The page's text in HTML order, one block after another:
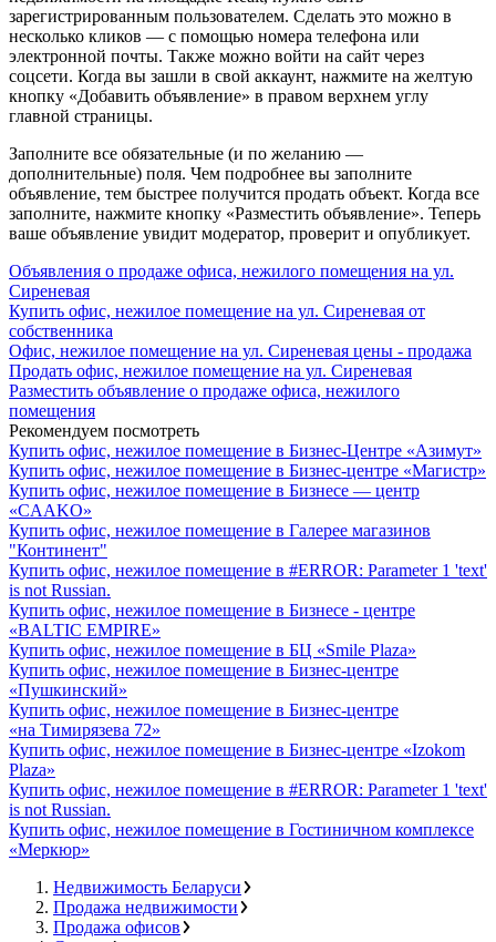
зарегистрированным пользователем. Сделать это можно в
несколько кликов — с помощью номера телефона или
электронной почты. Также можно войти на сайт через
соцсети. Когда вы зашли в свой аккаунт, нажмите на желтую
кнопку «Добавить объявление» в правом верхнем углу
главной страницы.
Заполните все обязательные (и по желанию —
дополнительные) поля. Чем подробнее вы заполните
объявление, тем быстрее получится продать объект. Когда все
заполните, нажмите кнопку «Разместить объявление». Теперь
ваше объявление увидит модератор, проверит и опубликует.
Объявления о продаже офиса, нежилого помещения на ул.
Сиреневая
Купить офис, нежилое помещение на ул. Сиреневая от
собственника
Офис, нежилое помещение на ул. Сиреневая цены - продажа
Продать офис, нежилое помещение на ул. Сиреневая
Разместить объявление о продаже офиса, нежилого
помещения
Рекомендуем посмотреть
Купить офис, нежилое помещение в Бизнес-Центре «Азимут»
Купить офис, нежилое помещение в Бизнес-центре «Магистр»
Купить офис, нежилое помещение в Бизнесе — центр
«CAAKO»
Купить офис, нежилое помещение в Галерее магазинов
"Континент"
Купить офис, нежилое помещение в #ERROR: Parameter 1 'text'
is not Russian.
Купить офис, нежилое помещение в Бизнесе - центре
«BALTIC EMPIRE»
Купить офис, нежилое помещение в БЦ «Smile Plaza»
Купить офис, нежилое помещение в Бизнес-центре
«Пушкинский»
Купить офис, нежилое помещение в Бизнес-центре
«на Тимирязева 72»
Купить офис, нежилое помещение в Бизнес-центре «Izokom
Plaza»
Купить офис, нежилое помещение в #ERROR: Parameter 1 'text'
is not Russian.
Купить офис, нежилое помещение в Гостиничном комплексе
«Меркюр»
Недвижимость Беларуси
Продажа недвижимости
Продажа офисов